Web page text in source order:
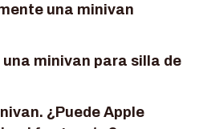
una minivan
también conocidas como
de ruedas o camionetas con
para los usuarios
minivan para silla de
varias conversiones de
¿Puede Apple